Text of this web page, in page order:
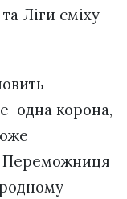
Ліги сміху –
одна корона,
Переможниця